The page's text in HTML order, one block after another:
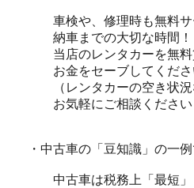
車検や、修理時も無料サ
納車までの大切な時間！
当店のレンタカーを無料
お金をセーブしてくださ
（レンタカーの空き状況
お気軽にご相談ください
・中古車の「豆知識」の一
中古車は税務上「最短」